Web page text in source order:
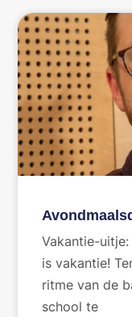
Vakantie-
is vakantie!
ritme van de
school te